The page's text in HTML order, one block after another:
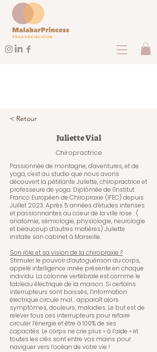
< Retour
Juliette Vial
Chiropractrice
Passionnée de montagne, d'aventures, et de
yoga, c'est au studio que nous avons
découvert la pétillante Juliette, chiropractrice et
professeure de yoga. Diplômée de l'Institut
Franco Européen de Chiropraxie (IFEC) depuis
Juillet 2023. Après 5 années d’études intenses
et passionnantes au coeur de la ville rose : (
anatomie, sémiologie, physiologie, neurologie
et beaucoup d’autres matières) Juliette
installe son cabinet à Marseille.
Son rôle et sa vision de la chiropraxie ?
Stimuler le pouvoir d’autoguérison du corps,
appelé intelligence innée présente en chaque
individu. La colonne vertébrale est comme le
tableau électrique de la maison. Si certains
interrupteurs sont baissés, l’information
électrique circule mal... apparaît alors
symptômes, douleurs, maladies. Le but est de
relever tous ces interrupteurs pour refaire
circuler l’énergie et être à 100% de ses
capacités. Le corps ne crie plus « à l’aide » et
toutes les clés sont entre vos mains pour
naviguer vers l’océan de votre vie !